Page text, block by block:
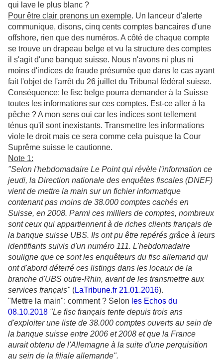
qui lave le plus blanc ?
Pour être clair prenons un exemple. Un lanceur d'alerte
communique, disons, cinq cents comptes bancaires d'une
offshore, rien que des numéros. A côté de chaque compte
se trouve un drapeau belge et vu la structure des comptes
il s'agit d'une banque suisse. Nous n'avons ni plus ni
moins d'indices de fraude présumée que dans le cas ayant
fait l'objet de l'arrêt du 26 juillet du Tribunal fédéral suisse.
Conséquence: le fisc belge pourra demander à la Suisse
toutes les informations sur ces comptes. Est-ce aller à la
pêche ? A mon sens oui car les indices sont tellement
ténus qu'il sont inexistants. Transmettre les informations
viole le droit mais ce sera comme cela puisque la Cour
Suprême suisse le cautionne.
Note 1:
"Selon l'hebdomadaire Le Point qui révèle l'information ce
jeudi, la Direction nationale des enquêtes fiscales (DNEF)
vient de mettre la main sur un fichier informatique
contenant pas moins de 38.000 comptes cachés en
Suisse, en 2008. Parmi ces milliers de comptes, nombreux
sont ceux qui appartiennent à de riches clients français de
la banque suisse UBS. Ils ont pu être repérés grâce à leurs
identifiants suivis d'un numéro 111. L'hebdomadaire
souligne que ce sont les enquêteurs du fisc allemand qui
ont d'abord déterré ces listings dans les locaux de la
branche d'UBS outre-Rhin, avant de les transmettre aux
services français"(LaTribune.fr 21.01.2016).
"Mettre la main": comment ? Selon les Echos du
08.10.2018 "Le fisc français tente depuis trois ans
d'exploiter une liste de 38.000 comptes ouverts au sein de
la banque suisse entre 2006 et 2008 et que la France
aurait obtenu de l'Allemagne à la suite d'une perquisition
au sein de la filiale allemande".